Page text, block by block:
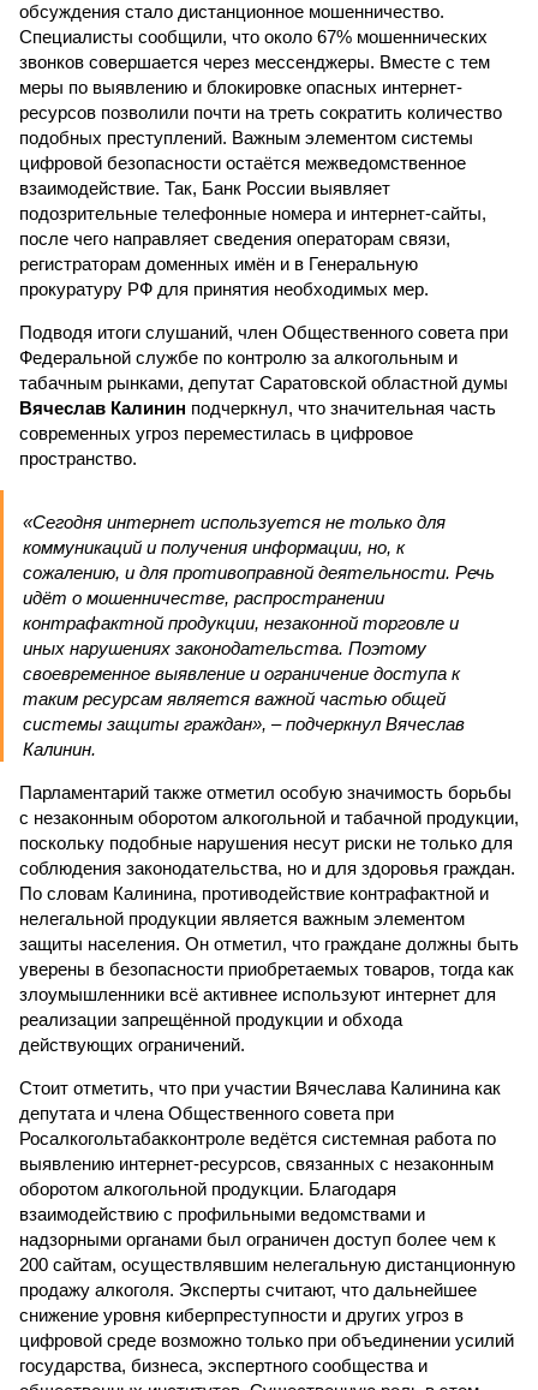
обсуждения стало дистанционное мошенничество.
Специалисты сообщили, что около 67% мошеннических
звонков совершается через мессенджеры. Вместе с тем
меры по выявлению и блокировке опасных интернет-
ресурсов позволили почти на треть сократить количество
подобных преступлений. Важным элементом системы
цифровой безопасности остаётся межведомственное
взаимодействие. Так, Банк России выявляет
подозрительные телефонные номера и интернет-сайты,
после чего направляет сведения операторам связи,
регистраторам доменных имён и в Генеральную
прокуратуру РФ для принятия необходимых мер.
Подводя итоги слушаний, член Общественного совета при
Федеральной службе по контролю за алкогольным и
табачным рынками, депутат Саратовской областной думы
Вячеслав Калинин подчеркнул, что значительная часть
современных угроз переместилась в цифровое
пространство.
«Сегодня интернет используется не только для
коммуникаций и получения информации, но, к
сожалению, и для противоправной деятельности. Речь
идёт о мошенничестве, распространении
контрафактной продукции, незаконной торговле и
иных нарушениях законодательства. Поэтому
своевременное выявление и ограничение доступа к
таким ресурсам является важной частью общей
системы защиты граждан», – подчеркнул Вячеслав
Калинин.
Парламентарий также отметил особую значимость борьбы
с незаконным оборотом алкогольной и табачной продукции,
поскольку подобные нарушения несут риски не только для
соблюдения законодательства, но и для здоровья граждан.
По словам Калинина, противодействие контрафактной и
нелегальной продукции является важным элементом
защиты населения. Он отметил, что граждане должны быть
уверены в безопасности приобретаемых товаров, тогда как
злоумышленники всё активнее используют интернет для
реализации запрещённой продукции и обхода
действующих ограничений.
Стоит отметить, что при участии Вячеслава Калинина как
депутата и члена Общественного совета при
Росалкогольтабакконтроле ведётся системная работа по
выявлению интернет-ресурсов, связанных с незаконным
оборотом алкогольной продукции. Благодаря
взаимодействию с профильными ведомствами и
надзорными органами был ограничен доступ более чем к
200 сайтам, осуществлявшим нелегальную дистанционную
продажу алкоголя. Эксперты считают, что дальнейшее
снижение уровня киберпреступности и других угроз в
цифровой среде возможно только при объединении усилий
государства, бизнеса, экспертного сообщества и